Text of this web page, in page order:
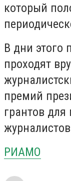
который
В дни этого
проходят
премий
грантов
РИАМО